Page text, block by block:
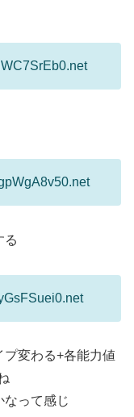
る
変わる+各能力値
なって感じ